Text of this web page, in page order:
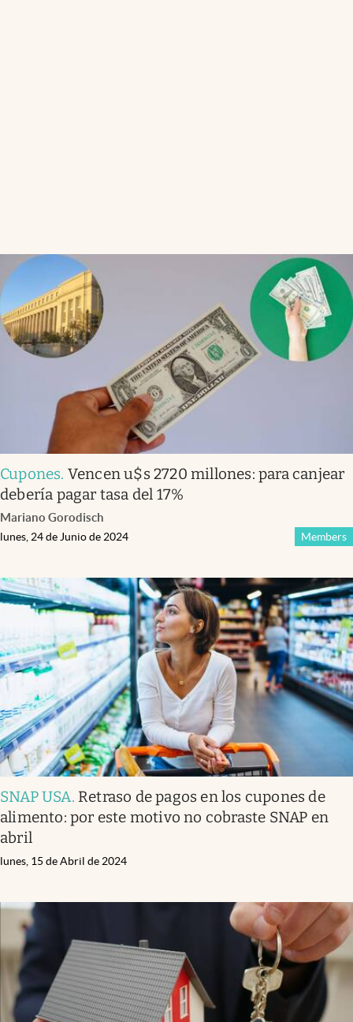
Cupones. Vencen u$s 2720 millones: para canjear
debería pagar tasa del 17%
Mariano Gorodisch
Members
lunes, 24 de Junio de 2024
SNAP USA. Retraso de pagos en los cupones de
alimento: por este motivo no cobraste SNAP en
abril
lunes, 15 de Abril de 2024